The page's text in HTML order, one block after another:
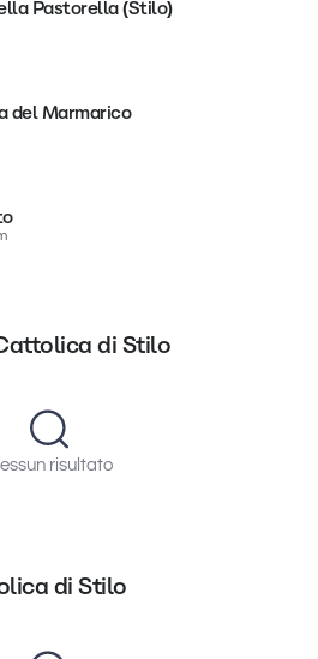
Pastorella (Stilo)
del Marmarico
di Stilo
risultato
di Stilo